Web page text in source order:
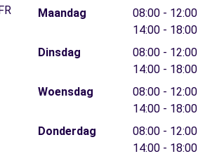
Maandag
08:00 - 12:00
14:00 - 18:00
Dinsdag
08:00 - 12:00
14:00 - 18:00
Woensdag
08:00 - 12:00
14:00 - 18:00
Donderdag
08:00 - 12:00
14:00 - 18:00